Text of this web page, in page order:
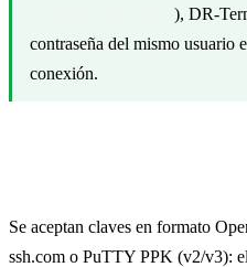
), DR-
contraseña del mismo usuario
conexión.
Se aceptan claves en formato
ssh.com o PuTTY PPK (v2/v3):